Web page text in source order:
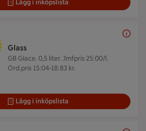
Lägg i inköpslista
Glass
GB Glace. 0,5 liter. Jmfpris 25:00/l.
Ord.pris 15:04-18:83 kr.
Lägg i inköpslista